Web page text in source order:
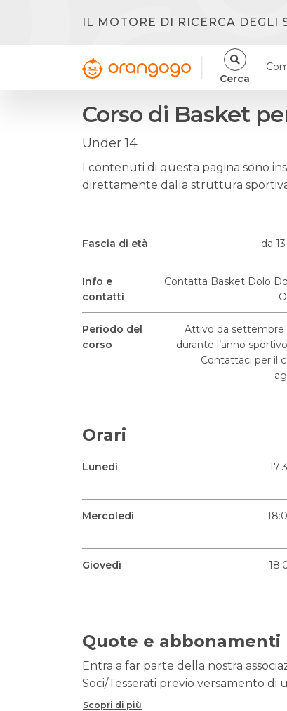
IL MOTORE DI RICERCA DEGLI
Cerca
Corso di Basket
Under 14
I contenuti di questa pagina sono
direttamente dalla struttura
Fascia di età da
Info e
contatti
Contatta Basket Dolo
Periodo del
corso
Attivo da settembre
durante l’anno
Contattaci per il
Orari
Lunedì
Mercoledì
Giovedì
Quote e abbonamenti
Entra a far parte della nostra
Soci/Tesserati previo versamento di
Scopri di più